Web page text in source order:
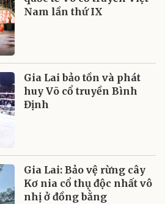
Nam lần thứ IX
Gia Lai bảo tồn và phát
huy Võ cổ truyền Bình
Định
Gia Lai: Bảo vệ rừng cây
Kơ nia cổ thụ độc nhất vô
nhị ở đồng bằng